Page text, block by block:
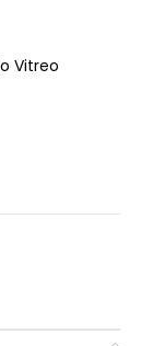
Vitreo